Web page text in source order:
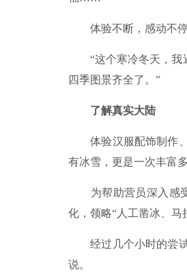
体验不断，感动不停
“这个寒冷冬天，我遇
四季图景齐全了。”
了解真实大陆
体验汉服配饰制作、
有冰雪，更是一次丰富
为帮助营员深入感受
化，领略“人工凿冰、
经过几个小时的尝试
说。